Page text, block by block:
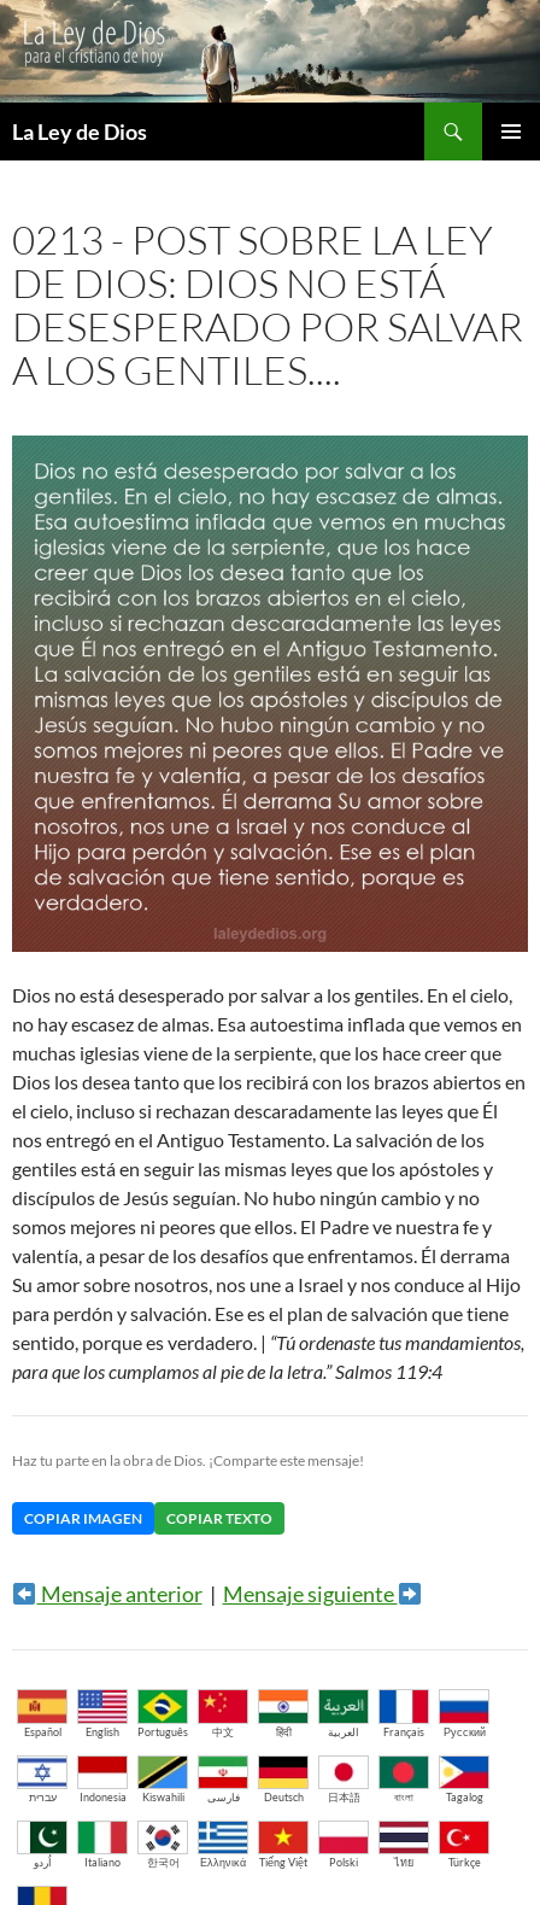
La Ley de Dios
0213 - POST SOBRE LA LEY
DE DIOS: DIOS NO ESTÁ
DESESPERADO POR SALVAR
A LOS GENTILES....
Dios no está desesperado por salvar a los gentiles. En el cielo,
no hay escasez de almas. Esa autoestima inflada que vemos en
muchas iglesias viene de la serpiente, que los hace creer que
Dios los desea tanto que los recibirá con los brazos abiertos en
el cielo, incluso si rechazan descaradamente las leyes que Él
nos entregó en el Antiguo Testamento. La salvación de los
gentiles está en seguir las mismas leyes que los apóstoles y
discípulos de Jesús seguían. No hubo ningún cambio y no
somos mejores ni peores que ellos. El Padre ve nuestra fe y
valentía, a pesar de los desafíos que enfrentamos. Él derrama
Su amor sobre nosotros, nos une a Israel y nos conduce al Hijo
para perdón y salvación. Ese es el plan de salvación que tiene
sentido, porque es verdadero. | “Tú ordenaste tus mandamientos,
para que los cumplamos al pie de la letra.” Salmos 119:4
Haz tu parte en la obra de Dios. ¡Comparte este mensaje!
COPIAR IMAGEN COPIAR TEXTO
Mensaje anterior| Mensaje siguiente
Español English Português 中文 हिंदी العربية Français Русский
עברית Indonesia Kiswahili فارسی Deutsch 日本語 বাংলা Tagalog
اُردو Italiano 한국어 Ελληνικά Tiếng Việt Polski ไทย Türkçe